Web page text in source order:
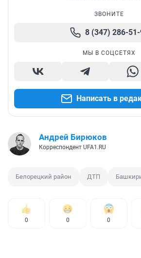
ЗВОНИТЕ
8 (347) 286-
МЫ В СОЦСЕТЯХ
Написать в
Андрей Бирюков
Корреспондент UFA1.RU
Белорецкий район ДТП
0 0 0